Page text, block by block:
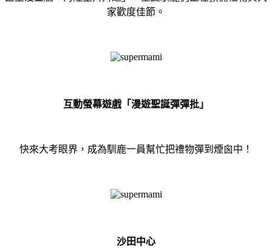
家歡度佳節。
互動螢幕遊戲「漫遊聖誕彈彈批」
快來大考眼界，成為馴鹿一員幫忙把禮物彈到煙囪中！
沙田中心